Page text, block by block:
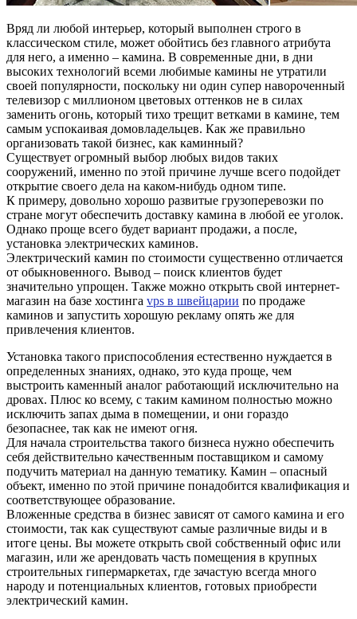
Вряд ли любой интерьер, который выполнен строго в
классическом стиле, может обойтись без главного атрибута
для него, а именно – камина. В современные дни, в дни
высоких технологий всеми любимые камины не утратили
своей популярности, поскольку ни один супер навороченный
телевизор с миллионом цветовых оттенков не в силах
заменить огонь, который тихо трещит ветками в камине, тем
самым успокаивая домовладельцев. Как же правильно
организовать такой бизнес, как каминный?
Существует огромный выбор любых видов таких
сооружений, именно по этой причине лучше всего подойдет
открытие своего дела на каком-нибудь одном типе.
К примеру, довольно хорошо развитые грузоперевозки по
стране могут обеспечить доставку камина в любой ее уголок.
Однако проще всего будет вариант продажи, а после,
установка электрических каминов.
Электрический камин по стоимости существенно отличается
от обыкновенного. Вывод – поиск клиентов будет
значительно упрощен. Также можно открыть свой интернет-
магазин на базе хостинга vps в швейцарии по продаже
каминов и запустить хорошую рекламу опять же для
привлечения клиентов.
Установка такого приспособления естественно нуждается в
определенных знаниях, однако, это куда проще, чем
выстроить каменный аналог работающий исключительно на
дровах. Плюс ко всему, с таким камином полностью можно
исключить запах дыма в помещении, и они гораздо
безопаснее, так как не имеют огня.
Для начала строительства такого бизнеса нужно обеспечить
себя действительно качественным поставщиком и самому
подучить материал на данную тематику. Камин – опасный
объект, именно по этой причине понадобится квалификация и
соответствующее образование.
Вложенные средства в бизнес зависят от самого камина и его
стоимости, так как существуют самые различные виды и в
итоге цены. Вы можете открыть свой собственный офис или
магазин, или же арендовать часть помещения в крупных
строительных гипермаркетах, где зачастую всегда много
народу и потенциальных клиентов, готовых приобрести
электрический камин.